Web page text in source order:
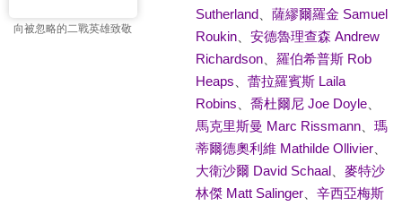
向被忽略的二戰英雄致敬
Sutherland、 薩繆爾羅金 Samuel
Roukin、 安德魯理查森 Andrew
Richardson、 羅伯希普斯 Rob
Heaps
蕾拉羅賓斯 Laila
Robins
喬杜爾尼 Joe Doyle、
馬克里斯曼 Marc Rissmann、 瑪
蒂爾德奧利維 Mathilde Ollivier、
大衛沙爾 David Schaal、 麥特沙
林傑 Matt Salinger、 辛西亞梅斯